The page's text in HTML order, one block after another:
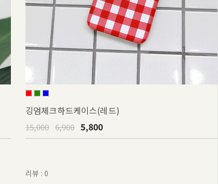
깅엄체크하드케이스(레드)
15,000 6,900 5,800
리뷰 : 0